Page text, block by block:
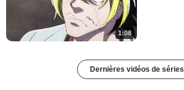
1:08
Dernières vidéos de séries